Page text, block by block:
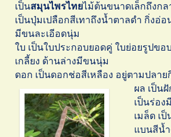
เป็นสมุนไพรไทยไม้ต้นขนาดเล็กถึงก
เป็นปุ่มเปลือกสีเทาถึงน้ำตาลดำ กิ่งอ่
มีขนละเอีอดนุ่ม
ใบ เป็นใบประกอบยอดคู่ ใบย่อยรูปข
เกลี้ยง ด้านล่างมีขนนุ่ม
ดอก เป็นดอกช่อสีเหลือง อยู่ตามปลาย
ผล เป็น
เป็นร่อง
เมล็ด เ
แบนสีน้ำ